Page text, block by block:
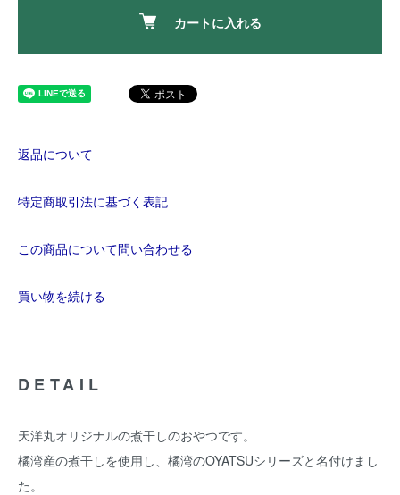
カートに入れる
返品について
特定商取引法に基づく表記
この商品について問い合わせる
買い物を続ける
DETAIL
天洋丸オリジナルの煮干しのおやつです。
橘湾産の煮干しを使用し、橘湾のOYATSUシリーズと名付けまし
た。